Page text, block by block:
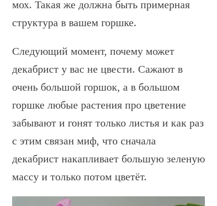
мох. Такая же должна быть примерная
структура в вашем горшке.
Следующий момент, почему может
декабрист у вас не цвести. Сажают в
очень большой горшок, а в большом
горшке любые растения про цветение
забывают и гонят только листья и как раз
с этим связан миф, что сначала
декабрист накапливает большую зеленую
массу и только потом цветёт.